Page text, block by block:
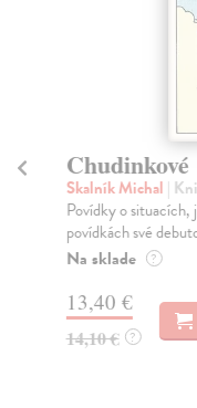
Chudinkové
Skalník Michal |
Povídky o situacích,
povídkách své
Na sklade ?
13,40 €
14,10 € ?